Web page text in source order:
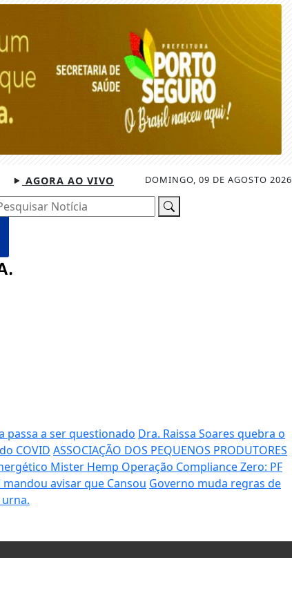
DOMINGO, 09 DE AGOSTO 2026
AGORA AO VIVO
Notícia
passa a ser questionado Dra. Raissa Soares quebra o
COVID ASSOCIAÇÃO DOS PEQUENOS PRODUTORES
Mister Hemp Operação Compliance Zero: PF
avisar que Cansou Governo muda regras de